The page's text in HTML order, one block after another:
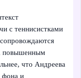
с теннисистками
повышенным
что Андреева
фона и